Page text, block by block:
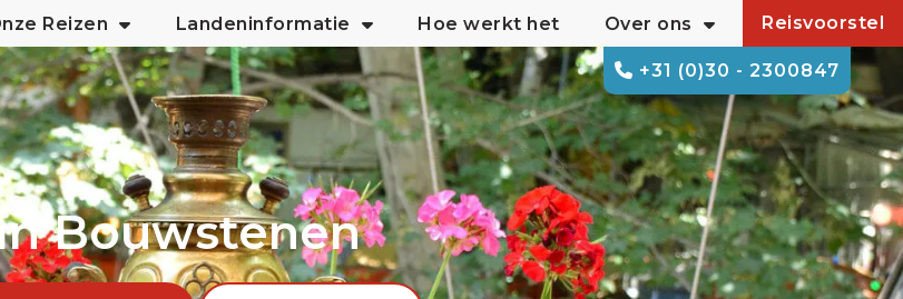
+31 (0)30 - 2300847
Reizen Landeninformatie Hoe werkt het Over ons Reisvoorstel
Bouwstenen